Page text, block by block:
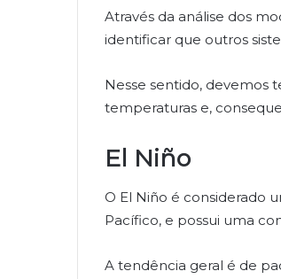
Através da análise dos
identificar que outros
Nesse sentido, devemos
temperaturas e,
El Niño
O El Niño é considerado
Pacífico, e possui uma
A tendência geral é de